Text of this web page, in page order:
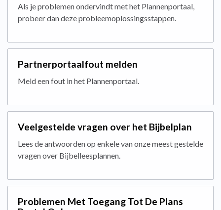
Als je problemen ondervindt met het Plannenportaal,
probeer dan deze probleemoplossingsstappen.
Partnerportaalfout melden
Meld een fout in het Plannenportaal.
Veelgestelde vragen over het Bijbelplan
Lees de antwoorden op enkele van onze meest gestelde
vragen over Bijbelleesplannen.
Problemen Met Toegang Tot De Plans